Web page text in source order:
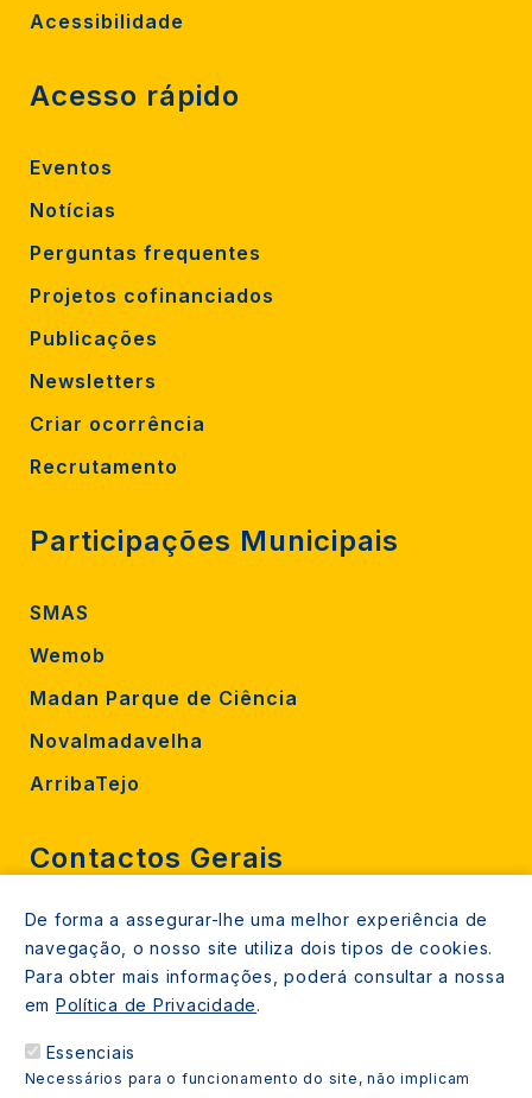
Acessibilidade
Acesso rápido
Eventos
Notícias
Perguntas frequentes
Projetos cofinanciados
Publicações
Newsletters
Criar ocorrência
Recrutamento
Participações Municipais
SMAS
Wemob
Madan Parque de Ciência
Novalmadavelha
ArribaTejo
Contactos Gerais
212 724 000
800206770 (gratuito rede fixa)
Contacte-nos
Espaços de atendimento
De forma a assegurar-lhe uma melhor experiência de
navegação, o nosso site utiliza dois tipos de cookies.
Para obter mais informações, poderá consultar a nossa
em Política de Privacidade.
Essenciais
Necessários para o funcionamento do site, não implicam